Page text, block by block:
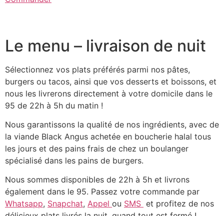
Le menu – livraison de nuit
Sélectionnez vos plats préférés parmi nos pâtes,
burgers ou tacos, ainsi que vos desserts et boissons, et
nous les livrerons directement à votre domicile dans le
95 de 22h à 5h du matin !
Nous garantissons la qualité de nos ingrédients, avec de
la viande Black Angus achetée en boucherie halal tous
les jours et des pains frais de chez un boulanger
spécialisé dans les pains de burgers.
Nous sommes disponibles de 22h à 5h et livrons
également dans le 95. Passez votre commande par
Whatsapp, Snapchat, Appel ou SMS et profitez de nos